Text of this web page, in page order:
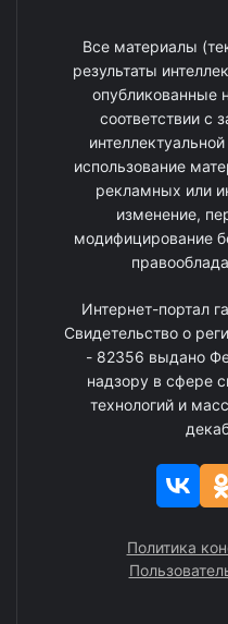
Все материалы
результаты
опубликованные
соответствии с
использование
рекламных или
изменение,
модифицирование
Интернет-портал
Свидетельство о
- 82356 выдано
надзору в сфере
технологий и
Политика